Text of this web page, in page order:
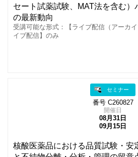
セート試薬試験、MAT法を含む）
の最新動向
受講可能な形式：【ライブ配信（アーカ
イブ配信】のみ
セミナー
番号 C260827
開催日
08月31日
09月15日
核酸医薬品における品質試験・安